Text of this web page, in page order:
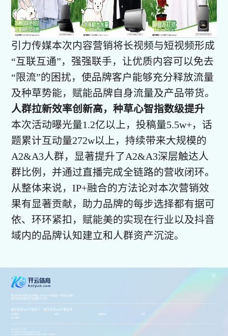
引力传媒本次内容营销将长视频与短视频形成
“互联互通”，强强联手，让优质内容可以免去
“限流”的困扰，使品牌客户能够充分释放流量
及种草势能，赋能品牌自身流量及产品带货。
人群拉新效率创新高，种草心智指数级提升
本次活动曝光量1.2亿以上，投稿量5.5w+，话
题累计互动量272w以上，持续带来大规模的
A2&A3人群，显著提升了A2&A3深层触达人
群比例，并通过直播完成全链路的营收闭环。
从整体来说，IP+融合的方法论对本次营销效
果有显著贡献，助力品牌的每步选择都有据可
依、环环紧扣，赋能美的实现在行业以及抖音
域内的品牌认知建立和人群资产沉淀。
星空体育(中国)官方网站_StarSport传媒是一家科技创新
和内容创意驱动的卓越数字公司
星空体育app下载简介 星空体育app下载业务
公司简介
Tel 010 8752 1888
Copyright © 2022星空体育(中国)官方网站_StarSport